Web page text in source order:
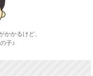
かかるけど、
子♪